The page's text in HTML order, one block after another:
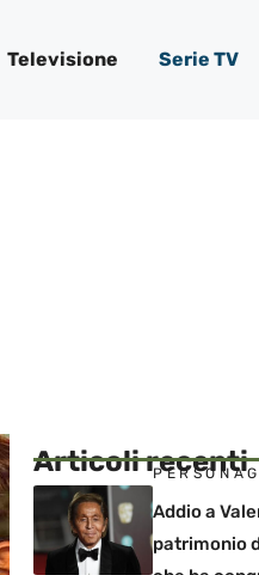
Televisione Serie TV
Articoli recenti
Addio a
patrimonio